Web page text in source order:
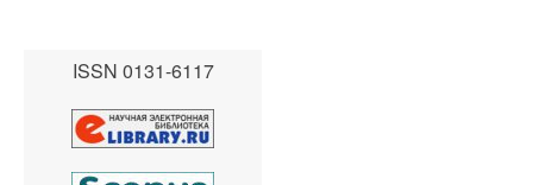
ISSN 0131-6117